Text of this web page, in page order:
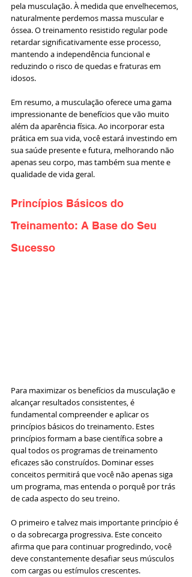
pela musculação. À medida que envelhecemos,
naturalmente perdemos massa muscular e
óssea. O treinamento resistido regular pode
retardar significativamente esse processo,
mantendo a independência funcional e
reduzindo o risco de quedas e fraturas em
idosos.
Em resumo, a musculação oferece uma gama
impressionante de benefícios que vão muito
além da aparência física. Ao incorporar esta
prática em sua vida, você estará investindo em
sua saúde presente e futura, melhorando não
apenas seu corpo, mas também sua mente e
qualidade de vida geral.
Princípios Básicos do
Treinamento: A Base do Seu
Sucesso
Para maximizar os benefícios da musculação e
alcançar resultados consistentes, é
fundamental compreender e aplicar os
princípios básicos do treinamento. Estes
princípios formam a base científica sobre a
qual todos os programas de treinamento
eficazes são construídos. Dominar esses
conceitos permitirá que você não apenas siga
um programa, mas entenda o porquê por trás
de cada aspecto do seu treino.
O primeiro e talvez mais importante princípio é
o da sobrecarga progressiva. Este conceito
afirma que para continuar progredindo, você
deve constantemente desafiar seus músculos
com cargas ou estímulos crescentes.